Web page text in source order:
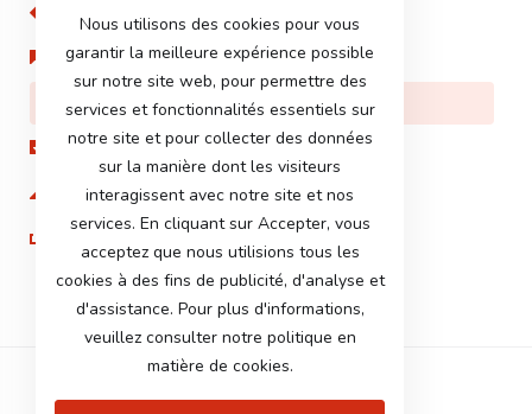
Support
Actualités
Base de connaissances
Téléchargements
État du réseau
Ouvrir une demande
Nous utilisons des cookies pour vous
garantir la meilleure expérience possible
sur notre site web, pour permettre des
services et fonctionnalités essentiels sur
notre site et pour collecter des données
sur la manière dont les visiteurs
interagissent avec notre site et nos
services. En cliquant sur Accepter, vous
acceptez que nous utilisions tous les
cookies à des fins de publicité, d'analyse et
d'assistance. Pour plus d'informations,
veuillez consulter notre politique en
matière de cookies.